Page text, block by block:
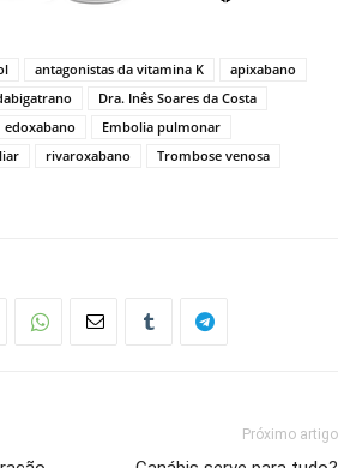
antagonistas da vitamina K
apixabano
Dra. Inês Soares da Costa
edoxabano
Embolia pulmonar
rivaroxabano
Trombose venosa
Próximo artigo